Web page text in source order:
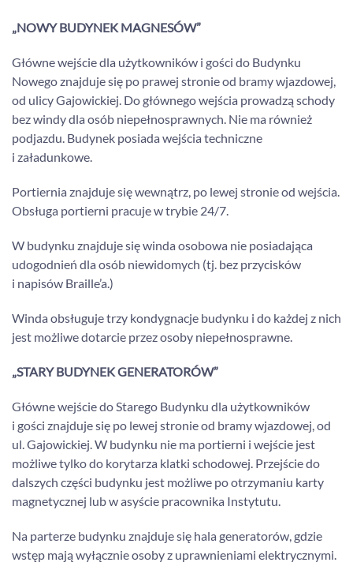
„NOWY BUDYNEK MAGNESÓW”
Główne wejście dla użytkowników i gości do Budynku
Nowego znajduje się po prawej stronie od bramy wjazdowej,
od ulicy Gajowickiej. Do głównego wejścia prowadzą schody
bez windy dla osób niepełnosprawnych. Nie ma również
podjazdu. Budynek posiada wejścia techniczne
i załadunkowe.
Portiernia znajduje się wewnątrz, po lewej stronie od wejścia.
Obsługa portierni pracuje w trybie 24/7.
W budynku znajduje się winda osobowa nie posiadająca
udogodnień dla osób niewidomych (tj. bez przycisków
i napisów Braille’a.)
Winda obsługuje trzy kondygnacje budynku i do każdej z nich
jest możliwe dotarcie przez osoby niepełnosprawne.
„STARY BUDYNEK GENERATORÓW”
Główne wejście do Starego Budynku dla użytkowników
i gości znajduje się po lewej stronie od bramy wjazdowej, od
ul. Gajowickiej. W budynku nie ma portierni i wejście jest
możliwe tylko do korytarza klatki schodowej. Przejście do
dalszych części budynku jest możliwe po otrzymaniu karty
magnetycznej lub w asyście pracownika Instytutu.
Na parterze budynku znajduje się hala generatorów, gdzie
wstęp mają wyłącznie osoby z uprawnieniami elektrycznymi.